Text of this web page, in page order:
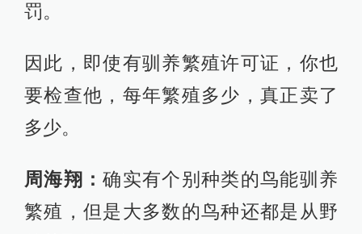
罚。
因此，即使有驯养繁殖许可证，你也
要检查他，每年繁殖多少，真正卖了
多少。
周海翔：确实有个别种类的鸟能驯养
繁殖，但是大多数的鸟种还都是从野